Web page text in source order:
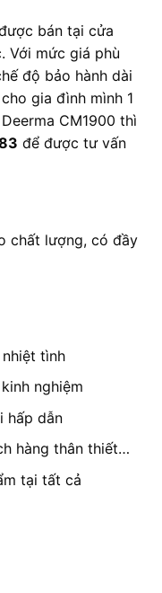
bán tại cửa
Với mức giá phù
độ bảo hành dài
gia đình mình 1
CM1900 thì
để được tư vấn
chất lượng, có đầy
tình
nghiệm
hấp dẫn
hàng thân thiết…
tại tất cả